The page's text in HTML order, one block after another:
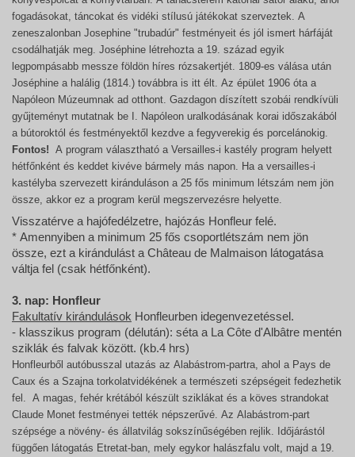
fogadásokat, táncokat és vidéki stílusú játékokat szerveztek. A
zeneszalonban Josephine "trubadúr" festményeit és jól ismert hárfáját
csodálhatják meg. Joséphine létrehozta a 19. század egyik
legpompásabb messze földön híres rózsakertjét. 1809-es válása után
Joséphine a halálig (1814.) továbbra is itt élt. Az épület 1906 óta a
Napóleon Múzeumnak ad otthont. Gazdagon díszített szobái rendkívüli
gyűjteményt mutatnak be I. Napóleon uralkodásának korai időszakából
a bútoroktól és festményektől kezdve a fegyverekig és porcelánokig.
Fontos! A program választható a Versailles-i kastély program helyett
hétfőnként és keddet kivéve bármely más napon. Ha a versailles-i
kastélyba szervezett kiránduláson a 25 fős minimum létszám nem jön
össze, akkor ez a program kerül megszervezésre helyette.
Visszatérve a hajófedélzetre, hajózás Honfleur felé.
* Amennyiben a minimum 25 fős csoportlétszám nem jön
össze, ezt a kirándulást a Château de Malmaison látogatása
váltja fel (csak hétfőnként).
3. nap: Honfleur
Fakultatív kirándulások Honfleurben idegenvezetéssel.
- klasszikus program (délután): séta a La Côte d'Albâtre mentén
sziklák és falvak között. (kb.4 hrs)
Honfleurből autóbusszal utazás az Alabástrom-partra, ahol a Pays de
Caux és a Szajna torkolatvidékének a természeti szépségeit fedezhetik
fel. A magas, fehér krétából készült sziklákat és a köves strandokat
Claude Monet festményei tették népszerűvé. Az Alabástrom-part
szépsége a növény- és állatvilág sokszínűségében rejlik. Időjárástól
függően látogatás Etretat-ban, mely egykor halászfalu volt, majd a 19.